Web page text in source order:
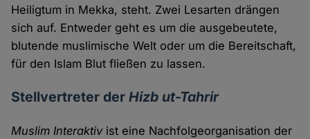
Heiligtum in Mekka, steht. Zwei Lesarten drängen
sich auf. Entweder geht es um die ausgebeutete,
blutende muslimische Welt oder um die Bereitschaft,
für den Islam Blut fließen zu lassen.
Stellvertreter derHizb ut-Tahrir
Muslim Interaktivist eine Nachfolgeorganisation der